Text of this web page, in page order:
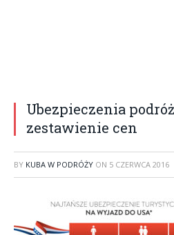
Ubezpieczenia
zestawienie cen
BY KUBA W PODRÓŻY ON 5 CZERWCA 2016